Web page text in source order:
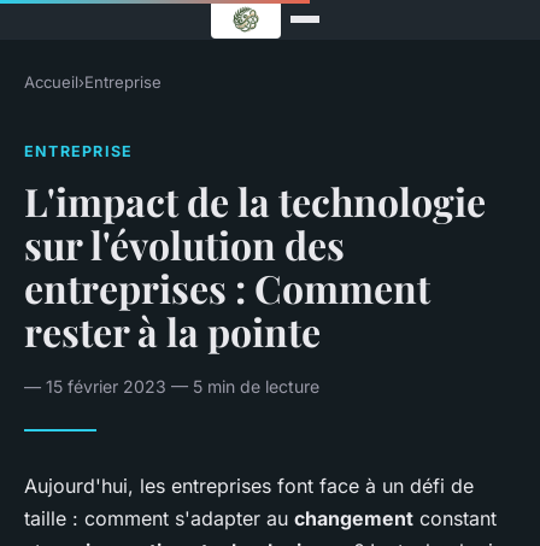
Accueil›Entreprise
ENTREPRISE
L'impact de la technologie
sur l'évolution des
entreprises : Comment
rester à la pointe
— 15 février 2023 — 5 min de lecture
Aujourd'hui, les entreprises font face à un défi de
taille : comment s'adapter au changement constant